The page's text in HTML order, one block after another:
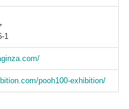
1
pooh100-exhibition/